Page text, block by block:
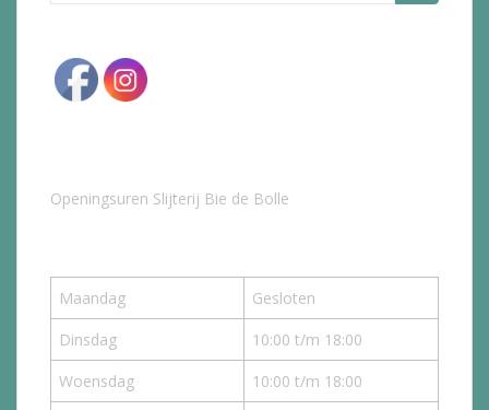
Openingsuren Slijterij Bie de Bolle
Maandag
Gesloten
Dinsdag
10:00 t/m 18:00
Woensdag
10:00 t/m 18:00